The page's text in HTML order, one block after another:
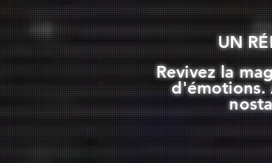
UN
Revivez la
d'émotions.